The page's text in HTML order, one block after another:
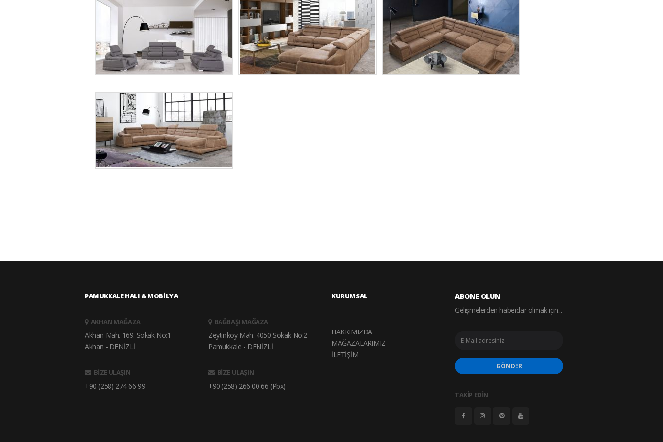
PAMUKKALE HALI & MOBİLYA
AKHAN MAĞAZA
Akhan Mah. 169. Sokak No:1
Akhan - DENİZLİ
BİZE ULAŞIN
+90 (258) 274 66 99
BAĞBAŞI MAĞAZA
Zeytinköy Mah. 4050 Sokak No:2
Pamukkale - DENİZLİ
BİZE ULAŞIN
+90 (258) 266 00 66 (Pbx)
KURUMSAL
HAKKIMIZDA
MAĞAZALARIMIZ
İLETİŞİM
ABONE OLUN
Gelişmelerden haberdar olmak için...
GÖNDER
TAKİP EDİN